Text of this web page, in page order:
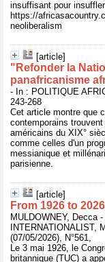
insuffisant pour
https://
neoliberalism
[article]
"Refonder la
panafricanisme
- In : POLITIQUE
243-268
Cet article montre que
contemporains
américains du XIX°
comme celles d'un
messianique et
parisienne.
[article]
From 1926 to 2026
MULDOWNEY, Decca
INTERNATIONALIST,
(07/05/2026), N°561,
Le 3 mai 1926, le
britannique (TUC) a